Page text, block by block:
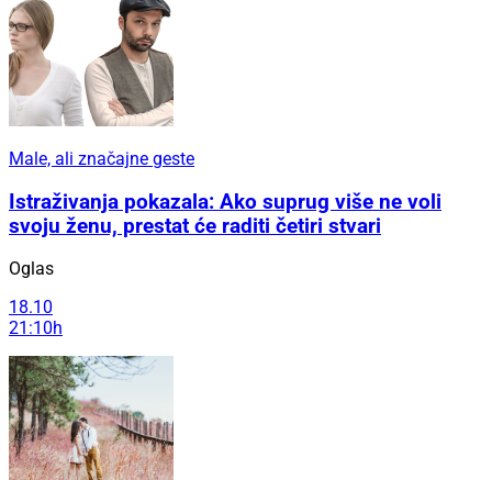
Male, ali značajne geste
Istraživanja pokazala: Ako suprug više ne voli
svoju ženu, prestat će raditi četiri stvari
Oglas
18.10
21:10h